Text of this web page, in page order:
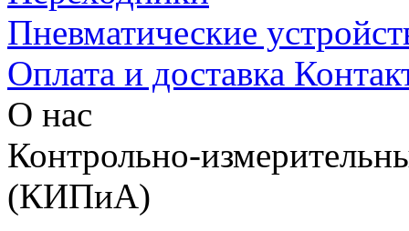
Пневматические
Оплата и доставка
О нас
Контрольно-
(КИПиА)